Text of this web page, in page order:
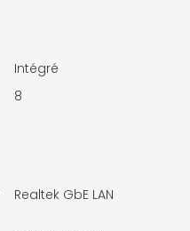
Intégré
8
Realtek GbE LAN